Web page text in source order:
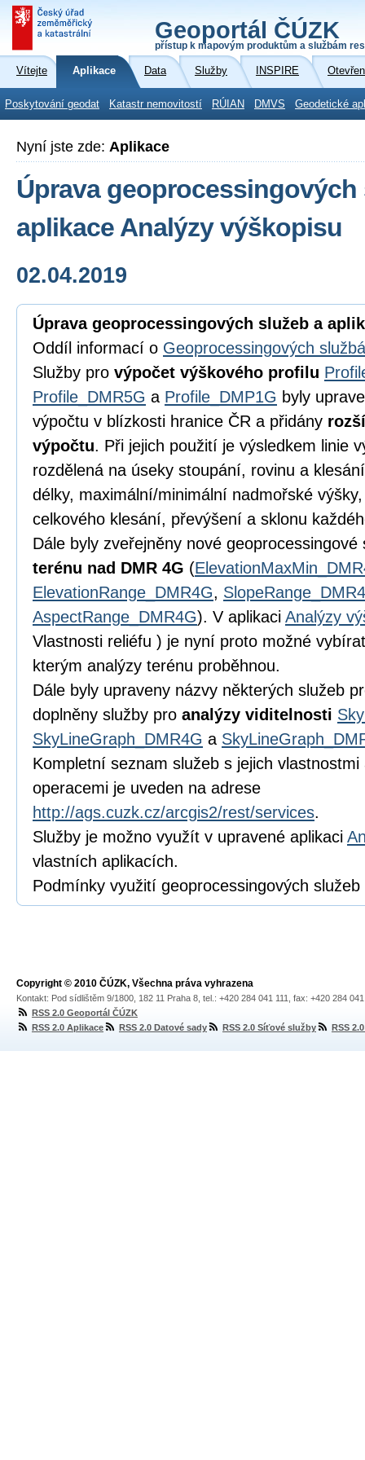
Geoportál ČÚZK
přístup k mapovým produktům a službám
Vítejte Aplikace Data Služby INSPIRE
Poskytování geodat Katastr nemovitostí RÚIAN DMVS Geodetické
Nyní jste zde: Aplikace
Úprava geoprocessingových
aplikace Analýzy výškopisu
02.04.2019
Úprava geoprocessingových služeb a
Oddíl informací o Geoprocessingových
Služby pro výpočet výškového profilu
Profile_DMR5G a Profile_DMP1G byly
výpočtu v blízkosti hranice ČR a přidány
výpočtu. Při jejich použití je výsledkem linie
rozdělená na úseky stoupání, rovinu a
délky, maximální/minimální nadmořské
celkového klesání, převýšení a sklonu
Dále byly zveřejněny nové
terénu nad DMR 4G (
ElevationRange_DMR4G,
AspectRange_DMR4G). V aplikaci Analýzy
Vlastnosti reliéfu ) je nyní proto možné
kterým analýzy terénu proběhnou.
Dále byly upraveny názvy některých služeb
doplněny služby pro analýzy viditelnosti
SkyLineGraph_DMR4G a
Kompletní seznam služeb s jejich
operacemi je uveden na adrese
http://ags.cuzk.cz/arcgis2/rest/services.
Služby je možno využít v upravené aplikaci
vlastních aplikacích.
Podmínky využití geoprocessingových
Copyright © 2010 ČÚZK, Všechna práva vyhrazena
Kontakt: Pod sídlištěm 9/1800, 182 11 Praha 8, tel.: +420 284 041 111, fax: +420 284
RSS 2.0 Geoportál ČÚZK
RSS 2.0 Aplikace
RSS 2.0 Datové sady RSS 2.0 Síťové služby RSS